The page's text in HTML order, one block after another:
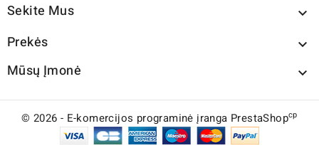
Sekite Mus 
Prekės 
Mūsų Įmonė 
© 2026 - E-komercijos programinė įranga PrestaShopcp